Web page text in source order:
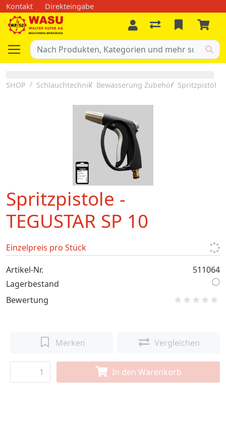
Kontakt Direkteingabe
SHOP Schlauchtechnik Bewässerung Zubehör Spritzpistolen
Spritzpistole -
TEGUSTAR SP 10
Einzelpreis pro Stück
Artikel-Nr.
511064
Lagerbestand
Bewertung
Merken Vergleichen
In den Warenkorb